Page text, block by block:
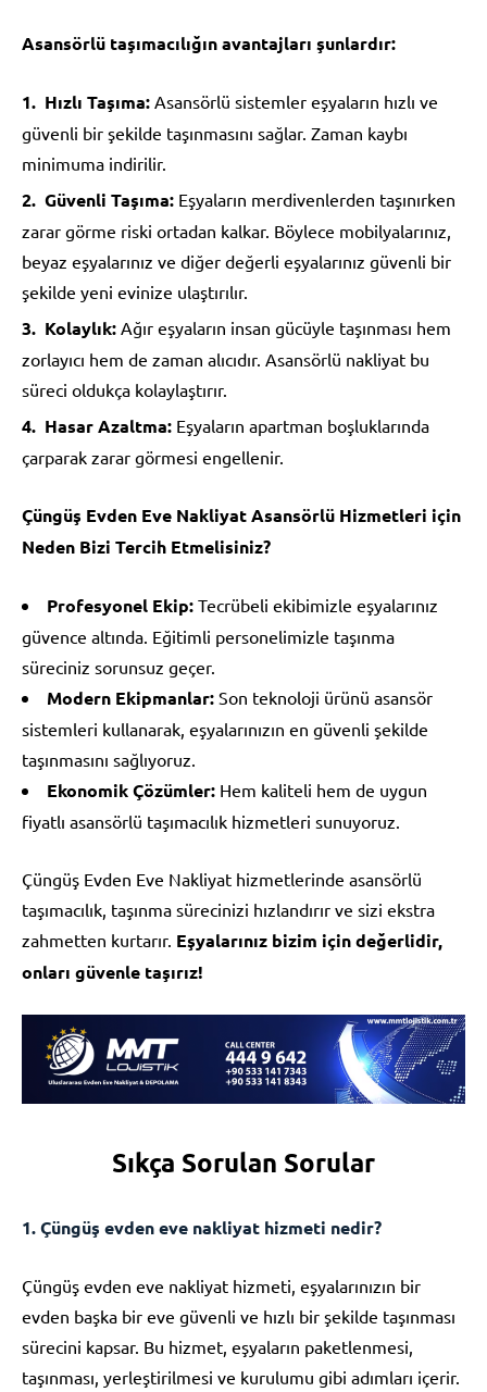
Asansörlü taşımacılığın avantajları şunlardır:
Hızlı Taşıma: Asansörlü sistemler eşyaların hızlı ve
güvenli bir şekilde taşınmasını sağlar. Zaman kaybı
minimuma indirilir.
Güvenli Taşıma: Eşyaların merdivenlerden taşınırken
zarar görme riski ortadan kalkar. Böylece mobilyalarınız,
beyaz eşyalarınız ve diğer değerli eşyalarınız güvenli bir
şekilde yeni evinize ulaştırılır.
Kolaylık: Ağır eşyaların insan gücüyle taşınması hem
zorlayıcı hem de zaman alıcıdır. Asansörlü nakliyat bu
süreci oldukça kolaylaştırır.
Hasar Azaltma: Eşyaların apartman boşluklarında
çarparak zarar görmesi engellenir.
Çüngüş Evden Eve Nakliyat Asansörlü Hizmetleri için
Neden Bizi Tercih Etmelisiniz?
Profesyonel Ekip: Tecrübeli ekibimizle eşyalarınız
güvence altında. Eğitimli personelimizle taşınma
süreciniz sorunsuz geçer.
Modern Ekipmanlar: Son teknoloji ürünü asansör
sistemleri kullanarak, eşyalarınızın en güvenli şekilde
taşınmasını sağlıyoruz.
Ekonomik Çözümler: Hem kaliteli hem de uygun
fiyatlı asansörlü taşımacılık hizmetleri sunuyoruz.
Çüngüş Evden Eve Nakliyat hizmetlerinde asansörlü
taşımacılık, taşınma sürecinizi hızlandırır ve sizi ekstra
zahmetten kurtarır. Eşyalarınız bizim için değerlidir,
onları güvenle taşırız!
Sıkça Sorulan Sorular
1. Çüngüş evden eve nakliyat hizmeti nedir?
Çüngüş evden eve nakliyat hizmeti, eşyalarınızın bir
evden başka bir eve güvenli ve hızlı bir şekilde taşınması
sürecini kapsar. Bu hizmet, eşyaların paketlenmesi,
taşınması, yerleştirilmesi ve kurulumu gibi adımları içerir.